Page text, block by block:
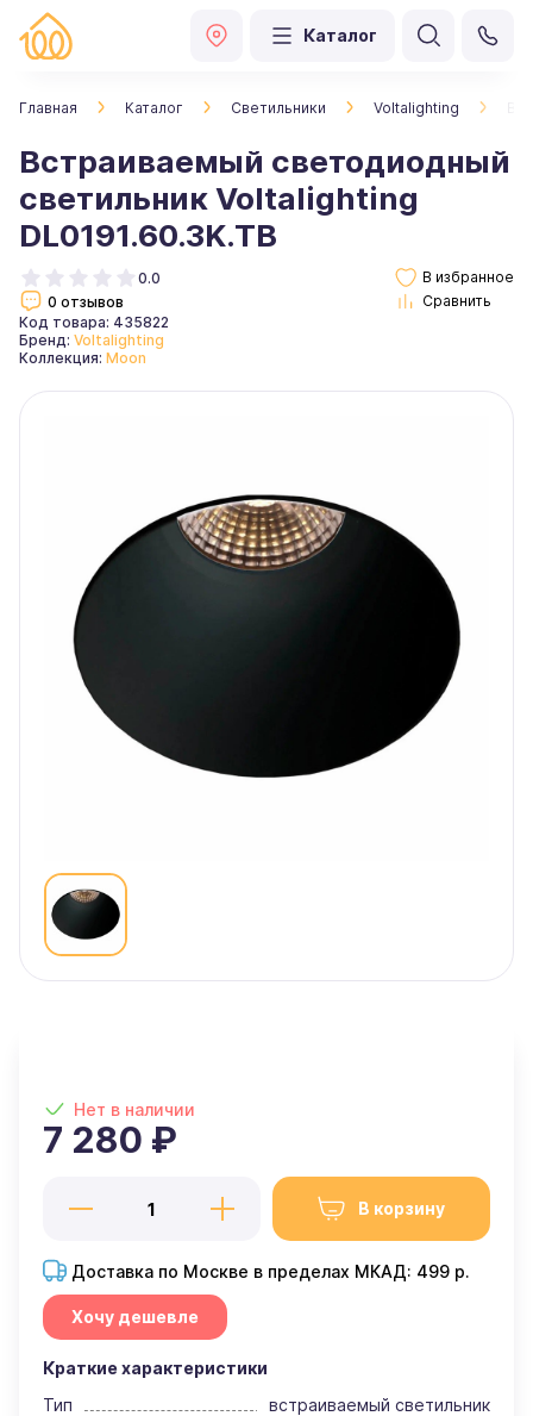
Каталог
Главная Каталог Светильники Voltalighting
Встраиваемый светодиодный
светильник Voltalighting
DL0191.60.3K.TB
0.0
0 отзывов
Код товара: 435822
Бренд: Voltalighting
Коллекция: Moon
Нет в наличии
7 280 ₽
В корзину
Доставка по Москве в пределах МКАД: 499 р.
Хочу дешевле
Краткие характеристики
Тип
встраиваемый светильник